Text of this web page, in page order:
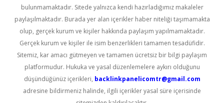
bulunmamaktadır. Sitede yalnızca kendi hazırladığımız makaleler
paylaşılmaktadır. Burada yer alan içerikler haber niteliği taşımamakta
olup, gerçek kurum ve kişiler hakkında paylaşım yapılmamaktadır.
Gerçek kurum ve kişiler ile isim benzerlikleri tamamen tesadüfidir.
Sitemiz, kar amacı gütmeyen ve tamamen ücretsiz bir bilgi paylaşım
platformudur. Hukuka ve yasal düzenlemelere aykırı olduğunu
düşündüğünüz içerikleri, backlinkpanelicomtr@gmail.com
adresine bildirmeniz halinde, ilgili içerikler yasal süre içerisinde